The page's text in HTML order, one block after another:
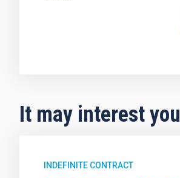
It may interest you
INDEFINITE CONTRACT